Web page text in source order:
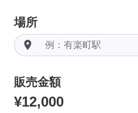
場所
room
販売金額
¥12,000